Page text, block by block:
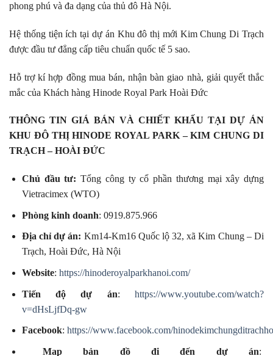
phong phú và đa dạng của thủ đô Hà Nội.
Hệ thống tiện ích tại dự án Khu đô thị mới Kim Chung Di Trạch
được đầu tư đẳng cấp tiêu chuẩn quốc tế 5 sao.
Hỗ trợ kí hợp đồng mua bán, nhận bàn giao nhà, giải quyết thắc
mắc của Khách hàng Hinode Royal Park Hoài Đức
THÔNG TIN GIÁ BÁN VÀ CHIẾT KHẤU TẠI DỰ ÁN
KHU ĐÔ THỊ HINODE ROYAL PARK – KIM CHUNG DI
TRẠCH – HOÀI ĐỨC
Chủ đầu tư: Tổng công ty cổ phần thương mại xây dựng
Vietracimex (WTO)
Phòng kinh doanh: 0919.875.966
Địa chỉ dự án: Km14-Km16 Quốc lộ 32, xã Kim Chung – Di
Trạch, Hoài Đức, Hà Nội
Website: https://hinoderoyalparkhanoi.com/
Tiến độ dự án:https://www.youtube.com/watch?
v=dHsLjfDq-gw
Facebook: https://www.facebook.com/
Map bản đồ đi đến dự án: